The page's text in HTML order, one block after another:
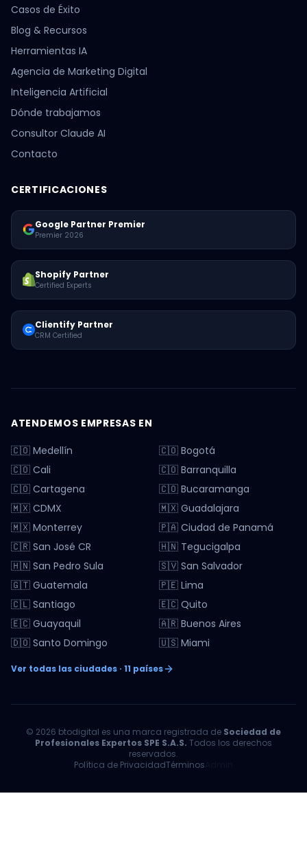
Casos de Éxito
Blog & Recursos
Herramientas IA
Agencia de Marketing Digital
Inteligencia Artificial
Dónde trabajamos
Consultor Claude AI
Contacto
CERTIFICACIONES
Google Partner Premier
Premier 2026
Shopify Partner
Certified Experts
Clientify Partner
CRM Certified
ATENDEMOS EMPRESAS EN
🇨🇴 Medellín
🇨🇴 Bogotá
🇨🇴 Cali
🇨🇴 Barranquilla
🇨🇴 Cartagena
🇨🇴 Bucaramanga
🇲🇽 CDMX
🇲🇽 Guadalajara
🇲🇽 Monterrey
🇵🇦 Ciudad de Panamá
🇨🇷 San José CR
🇭🇳 Tegucigalpa
🇭🇳 San Pedro Sula
🇸🇻 San Salvador
🇬🇹 Guatemala
🇵🇪 Lima
🇨🇱 Santiago
🇪🇨 Quito
🇪🇨 Guayaquil
🇦🇷 Buenos Aires
🇩🇴 Santo Domingo
🇺🇸 Miami
Ver todas las ciudades · 11 países
© 2026 btodigital es una marca registrada de Sociedad de
Profesionales Expertos SPE S.A.S. Todos los derechos
reservados.
Política de PrivacidadTérminos